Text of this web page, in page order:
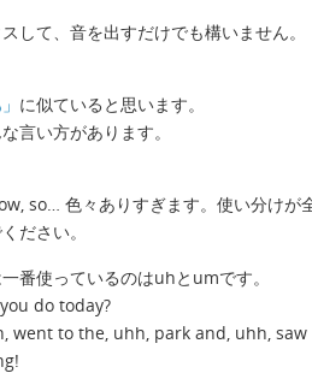
して、音を出すだけでも構いません。
に似ていると思います。
言い方があります。
so… 色々ありすぎます。使い分けが
ださい。
番使っているのはuhとumです。
do today?
went to the, uhh, park and, uhh, saw